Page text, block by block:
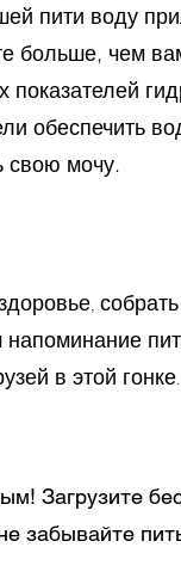
пити воду
больше, чем
обеспечить
свою мочу.
в этой гонке.
Загрузите
забывайте